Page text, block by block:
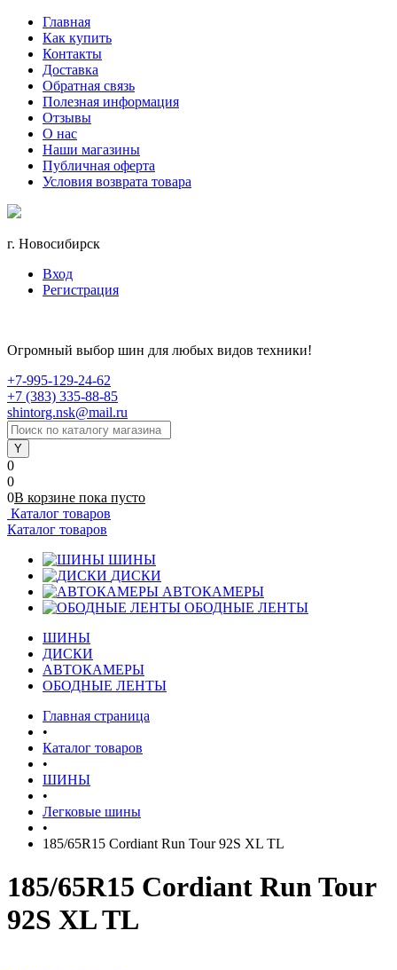
Главная
Как купить
Контакты
Доставка
Обратная связь
Полезная информация
Отзывы
О нас
Наши магазины
Публичная оферта
Условия возврата товара
г. Новосибирск
Вход
Регистрация
Огромный выбор шин для любых видов техники!
+7-995-129-24-62
+7 (383) 335-88-85
shintorg.nsk@mail.ru
0
0
0В корзине пока пусто
Каталог товаров
Каталог товаров
ШИНЫ
ДИСКИ
АВТОКАМЕРЫ
ОБОДНЫЕ ЛЕНТЫ
ШИНЫ
ДИСКИ
АВТОКАМЕРЫ
ОБОДНЫЕ ЛЕНТЫ
Главная страница
•
Каталог товаров
•
ШИНЫ
•
Легковые шины
•
185/65R15 Cordiant Run Tour 92S XL TL
185/65R15 Cordiant Run Tour
92S XL TL